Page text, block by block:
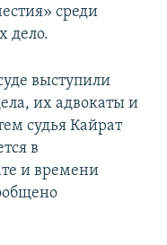
среди
дело.
выступили
их адвокаты и
судья Кайрат
в
и времени